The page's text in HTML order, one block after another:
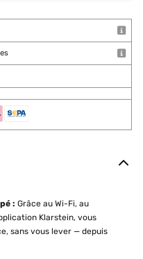
: Grâce au Wi-Fi, au
Klarstein, vous
sans vous lever — depuis